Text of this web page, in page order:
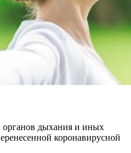
дыхания и иных
коронавирусной